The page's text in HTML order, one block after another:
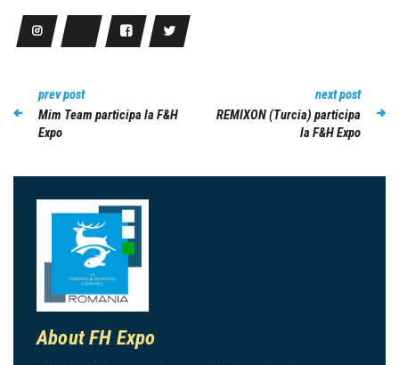
prev post
Mim Team participa la F&H
Expo
next post
REMIXON (Turcia) participa
la F&H Expo
About FH Expo